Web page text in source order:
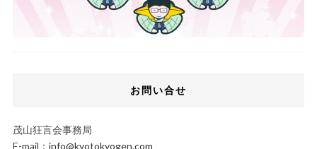
お問い合せ
茂山狂言会事務局
E-mail： info@kyotokyogen.com